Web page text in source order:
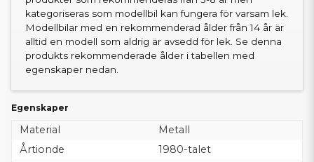
kategoriseras som modellbil kan fungera för varsam lek.
Modellbilar med en rekommenderad ålder från 14 år är
alltid en modell som aldrig är avsedd för lek. Se denna
produkts rekommenderade ålder i tabellen med
egenskaper nedan.
Egenskaper
Material
Metall
Årtionde
1980-talet